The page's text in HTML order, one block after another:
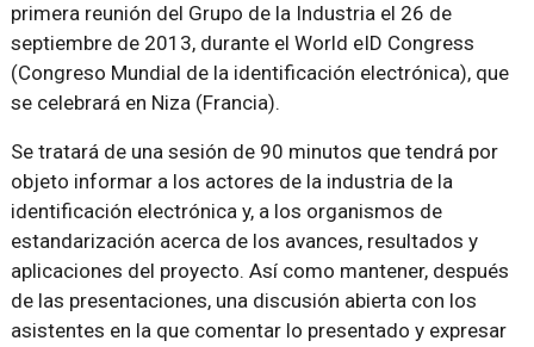
primera reunión del Grupo de la Industria el 26 de
septiembre de 2013, durante el World eID Congress
(Congreso Mundial de la identificación electrónica), que
se celebrará en Niza (Francia).
Se tratará de una sesión de 90 minutos que tendrá por
objeto informar a los actores de la industria de la
identificación electrónica y, a los organismos de
estandarización acerca de los avances, resultados y
aplicaciones del proyecto. Así como mantener, después
de las presentaciones, una discusión abierta con los
asistentes en la que comentar lo presentado y expresar